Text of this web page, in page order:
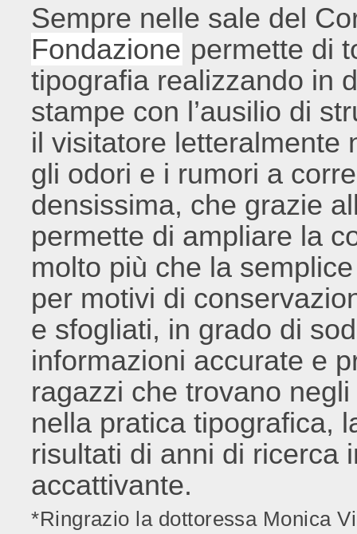
Sempre nelle sale del
Fondazione permette di
tipografia realizzando in
stampe con l’ausilio di
il visitatore letteralmente
gli odori e i rumori a
densissima, che grazie
permette di ampliare la
molto più che la
per motivi di
e sfogliati, in grado di
informazioni accurate e
ragazzi che trovano
nella pratica tipografica,
risultati di anni di ricerca
accattivante.
*Ringrazio la dottoressa Monica